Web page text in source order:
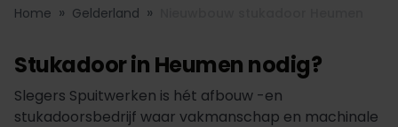
Home » Gelderland »
Stukadoor in Heumen nodig?
Slegers Spuitwerken is hét afbouw -en
stukadoorsbedrijf waar vakmanschap en machinale